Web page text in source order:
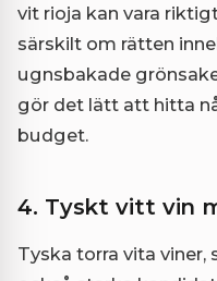
vit rioja kan vara
särskilt om rätten
ugnsbakade
gör det lätt att hitta
budget.
4. Tyskt vitt vin
Tyska torra vita viner,